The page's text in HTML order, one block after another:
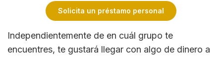
Solicita un préstamo personal
Independientemente de en cuál grupo te
encuentres, te gustará llegar con algo de dinero a